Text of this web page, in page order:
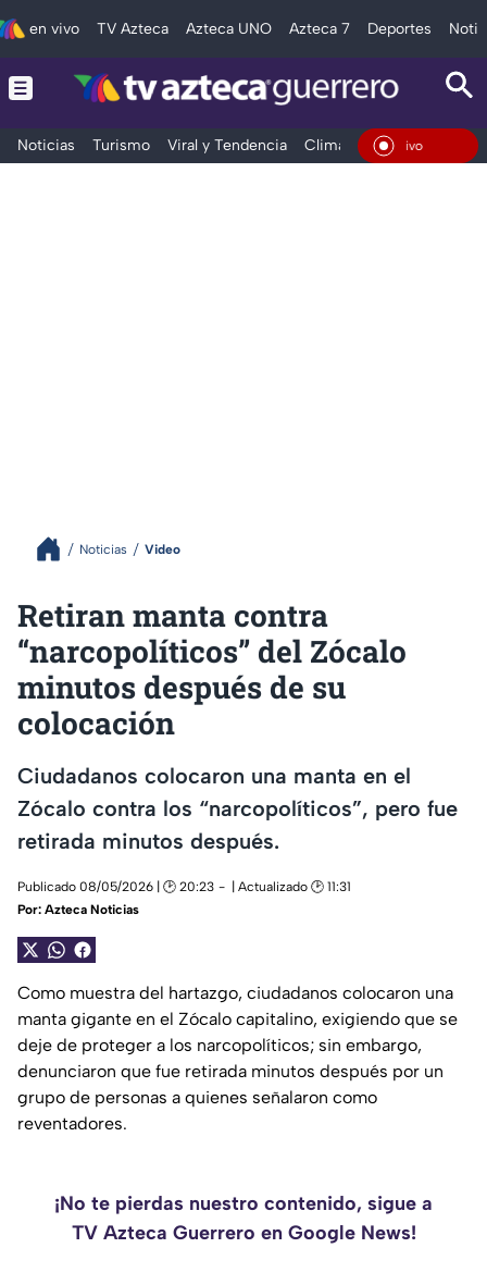
en vivo TV Azteca Azteca UNO Azteca 7 Deportes
Noticias Turismo Viral y Tendencia Clima Deportes En
Noticias Video
Retiran manta contra
“narcopolíticos” del Zócalo
minutos después de su
colocación
Ciudadanos colocaron una manta en el
Zócalo contra los “narcopolíticos”, pero fue
retirada minutos después.
Publicado 08/05/2026 | 🕑 20:23
| Actualizado 🕑 11:31
Por: Azteca Noticias
Como muestra del hartazgo, ciudadanos colocaron una
manta gigante en el Zócalo capitalino, exigiendo que se
deje de proteger a los narcopolíticos; sin embargo,
denunciaron que fue retirada minutos después por un
grupo de personas a quienes señalaron como
reventadores.
¡No te pierdas nuestro contenido, sigue a
TV Azteca Guerrero en Google News!